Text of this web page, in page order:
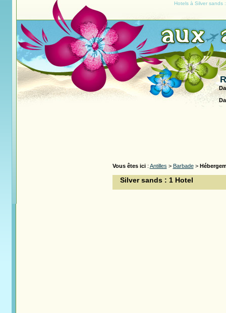
Hotels à Silver sands
Vous êtes ici: Antilles > Barbade>
Silver sands : 1 Hotel